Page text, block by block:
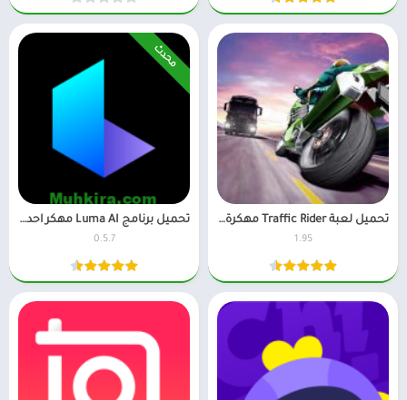
تحميل لعبة Traffic Rider مهكرة 2026 للاندرويد
1.95
محدث
تحميل برنامج Luma AI مهكر احدث اصدار للاندرويد
0.5.7